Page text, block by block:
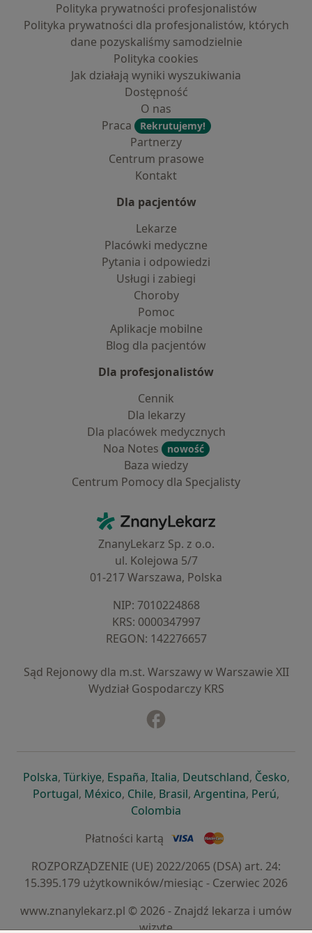
Polityka prywatności profesjonalistów
Polityka prywatności dla profesjonalistów, których
dane pozyskaliśmy samodzielnie
Polityka cookies
Jak działają wyniki wyszukiwania
Dostępność
O nas
Praca
Rekrutujemy!
Partnerzy
Centrum prasowe
Kontakt
Dla pacjentów
Lekarze
Placówki medyczne
Pytania i odpowiedzi
Usługi i zabiegi
Choroby
Pomoc
Aplikacje mobilne
Blog dla pacjentów
Dla profesjonalistów
Cennik
Dla lekarzy
Dla placówek medycznych
Noa Notes
nowość
Baza wiedzy
Centrum Pomocy dla Specjalisty
ZnanyLekarz - Strona główna
ZnanyLekarz Sp. z o.o.
ul. Kolejowa 5/7
01-217 Warszawa, Polska
NIP: ⁠7010224868
KRS: ⁠0000347997
REGON: ⁠142276657
Sąd Rejonowy dla m.st. Warszawy w Warszawie XII
Wydział Gospodarczy KRS
Polskaotwiera się w nowej karcie
, Türkiyeotwiera się w nowej karcie
, Españaotwiera się w nowej karcie
, Italiaotwiera się w nowej
, Deutschlandotwiera się
, Česko,
Portugalotwiera się w nowej karcie
, Méxicootwiera się w nowej karcie
, Chileotwiera się w nowej karcie
, Brasilotwiera się w nowej
, Argentinaotwiera się
, Perú,
Colombia
Płatności kartą
ROZPORZĄDZENIE (UE) 2022/2065 (DSA) art. 24:
15.395.179 użytkowników/miesiąc - Czerwiec 2026
www.znanylekarz.pl © 2026 - Znajdź lekarza i umów
wizytę